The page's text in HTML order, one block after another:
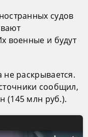
судов
военные и будут
раскрывается.
сообщил,
(145 млн руб.).